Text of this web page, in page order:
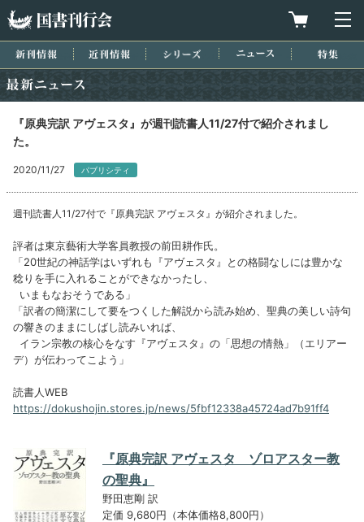
買物カゴを
新刊情報 近刊情報 シリーズ ニュース
『原典完訳 アヴェスタ』が週刊読書人11/27付で紹介されまし
た。
2020/11/27 パブリシティ
週刊読書人11/27付で『原典完訳 アヴェスタ』が紹介されました。
評者は東京藝術大学客員教授の前田耕作氏。
「20世紀の神話学はいずれも『アヴェスタ』との格闘なしには豊かな
稔りを手に入れることができなかったし、
いまもなおそうである」
「訳者の簡潔にして要をつくした解説から読み始め、聖典の美しい詩句
の響きのままにしばし読みいれば、
イラン宗教の核心をなす『アヴェスタ』の「思想の情熱」（エリアー
デ）が伝わってこよう」
読書人WEB
https://dokushojin.stores.jp/news/5fbf12338a45724ad7b91ff4
『原典完訳 アヴェスタ ゾロアスター教
の聖典』
野田恵剛 訳
定価 9,680円（本体価格8,800円）